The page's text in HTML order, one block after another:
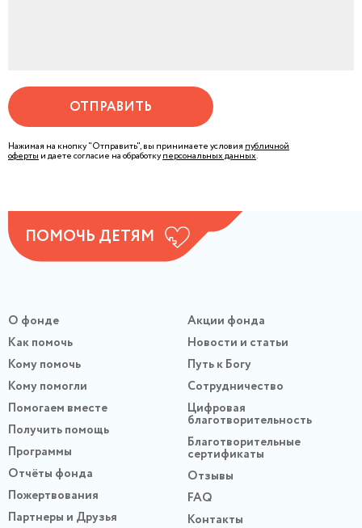
ОТПРАВИТЬ
Нажимая на кнопку "Отправить", вы принимаете условия публичной
оферты и даете согласие на обработкуперсональных данных.
ПОМОЧЬ ДЕТЯМ
О фонде
Как помочь
Кому помочь
Кому помогли
Помогаем вместе
Получить помощь
Программы
Отчёты фонда
Пожертвования
Партнеры и Друзья
Акции фонда
Новости и статьи
Путь к Богу
Сотрудничество
Цифровая
благотворительность
Благотворительные
сертификаты
Отзывы
FAQ
Контакты